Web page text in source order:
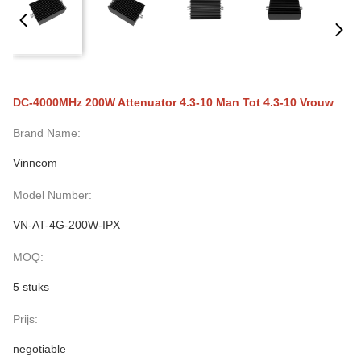
DC-4000MHz 200W Attenuator 4.3-10 Man Tot 4.3-10 Vrouw
Brand Name:
Vinncom
Model Number:
VN-AT-4G-200W-IPX
MOQ:
5 stuks
Prijs:
negotiable